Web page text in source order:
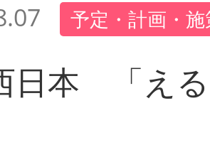
予定・計画・
日本 「え